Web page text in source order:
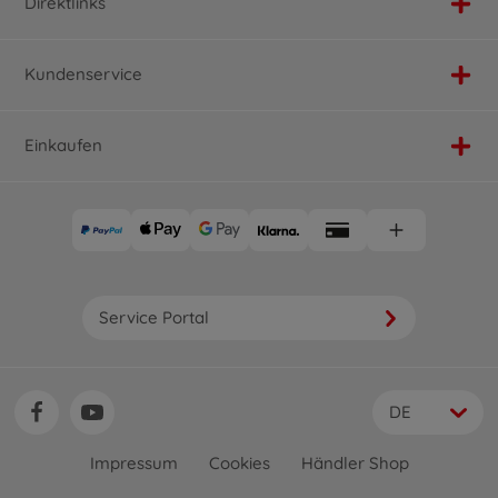
Kundenservice
Einkaufen
Service Portal
DE
Impressum Cookies Händler Shop